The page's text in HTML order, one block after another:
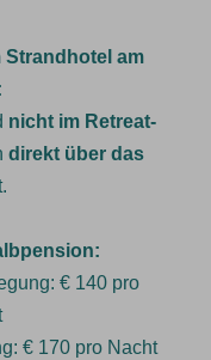
am
nicht im Retreat-
direkt über das
€ 140 pro
€ 170 pro Nacht